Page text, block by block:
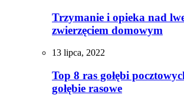
Trzymanie i opieka nad
zwierzęciem domowym
13 lipca, 2022
Top 8 ras gołębi
gołębie rasowe